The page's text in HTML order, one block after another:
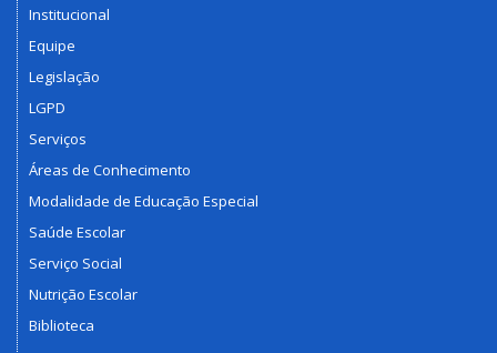
Institucional
Equipe
Legislação
LGPD
Serviços
Áreas de Conhecimento
Modalidade de Educação Especial
Saúde Escolar
Serviço Social
Nutrição Escolar
Biblioteca